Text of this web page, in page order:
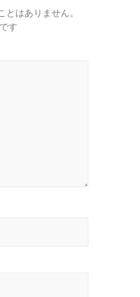
はありません。
す